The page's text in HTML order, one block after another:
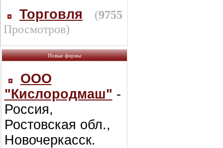
Торговля (9755
Просмотров)
Новые фирмы
ООО
"Кислородмаш" -
Россия,
Ростовская обл.,
Новочеркасск.